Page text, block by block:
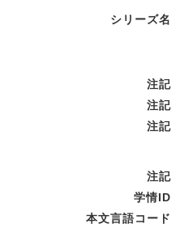
シリーズ名
注記
注記
注記
注記
学情ID
本文言語コード